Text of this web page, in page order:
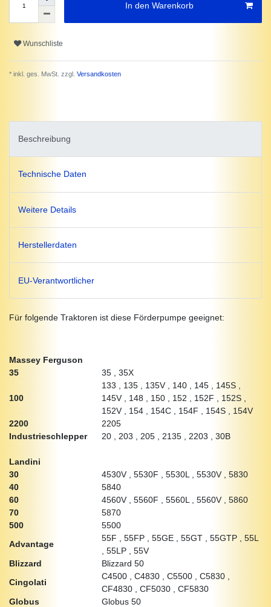
In den Warenkorb
Wunschliste
* inkl. ges. MwSt. zzgl. Versandkosten
Beschreibung
Technische Daten
Weitere Details
Herstellerdaten
EU-Verantwortlicher
Für folgende Traktoren ist diese Förderpumpe geeignet:
Massey Ferguson
35
35 , 35X
100
133 , 135 , 135V , 140 , 145 , 145S ,
145V , 148 , 150 , 152 , 152F , 152S ,
152V , 154 , 154C , 154F , 154S , 154V
2200
2205
Industrieschlepper
20 , 203 , 205 , 2135 , 2203 , 30B
Landini
30
4530V , 5530F , 5530L , 5530V , 5830
40
5840
60
4560V , 5560F , 5560L , 5560V , 5860
70
5870
500
5500
Advantage
55F , 55FP , 55GE , 55GT , 55GTP , 55L
, 55LP , 55V
Blizzard
Blizzard 50
Cingolati
C4500 , C4830 , C5500 , C5830 ,
CF4830 , CF5030 , CF5830
Globus
Globus 50